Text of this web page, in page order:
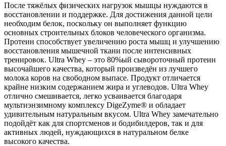
После тяжёлых физических нагрузок мышцы нуждаются в
восстановлении и поддержке. Для достижения данной цели
необходим белок, поскольку он выполняет функцию
основных строительных блоков человеческого организма.
Протеин способствует увеличению роста мышц и улучшению
восстановления мышечной ткани после интенсивных
тренировок. Ultra Whey – это 80%ый сывороточный протеин
высочайшего качества, который произведён из лучшего
молока коров на свободном выпасе. Продукт отличается
крайне низким содержанием жира и углеводов. Ultra Whey
отлично смешивается, легко усваивается благодаря
мультиэнзимному комплексу DigeZyme® и обладает
удивительным натуральным вкусом. Ultra Whey замечательно
подойдёт как для спортсменов и бодибилдеров, так и для
активных людей, нуждающихся в натуральном белке
высокого качества.